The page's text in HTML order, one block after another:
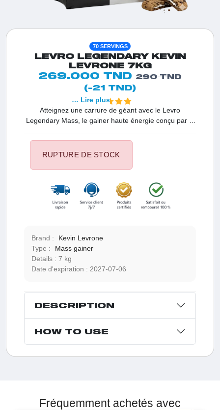
70 SERVINGS
LEVRO LEGENDARY KEVIN
LEVRONE 7KG
269.000 TND 290 TND
(-21 TND)
Atteignez une carrure de géant avec le Levro
Legendary Mass, le gainer haute énergie conçu par la
choix pour les hardgainers et les sportifs aux besoins
caloriques extrêmes. Sa formule puissante assure une
sur votre volume musculaire tout en boostant votre
vitalité lors d'entraînements intensifs.
… Lire plus
RUPTURE DE STOCK
Brand :
Kevin Levrone
Type :
Mass gainer
Details :
7 kg
Date d'expiration : 2027-07-06
DESCRIPTION
HOW TO USE
Fréquemment achetés avec